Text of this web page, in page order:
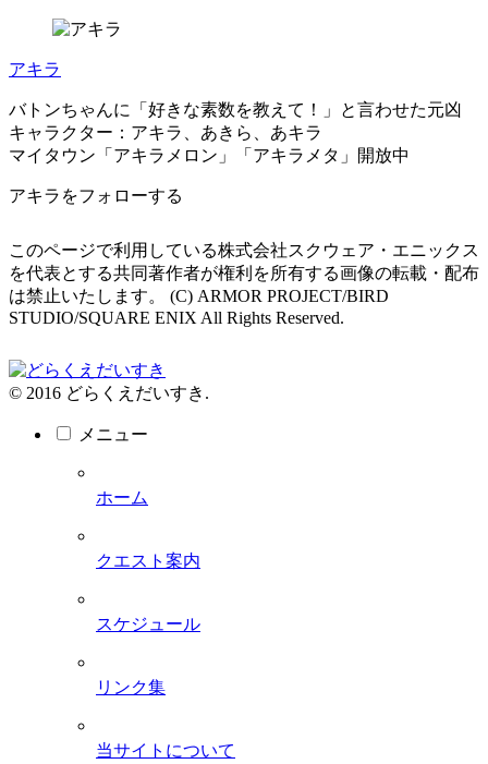
アキラ
バトンちゃんに「好きな素数を教えて！」と言わせた元凶
キャラクター：アキラ、あきら、あキラ
マイタウン「アキラメロン」「アキラメタ」開放中
アキラをフォローする
このページで利用している株式会社スクウェア・エニックス
を代表とする共同著作者が権利を所有する画像の転載・配布
は禁止いたします。 (C) ARMOR PROJECT/BIRD
STUDIO/SQUARE ENIX All Rights Reserved.
© 2016 どらくえだいすき.
メニュー
ホーム
クエスト案内
スケジュール
リンク集
当サイトについて